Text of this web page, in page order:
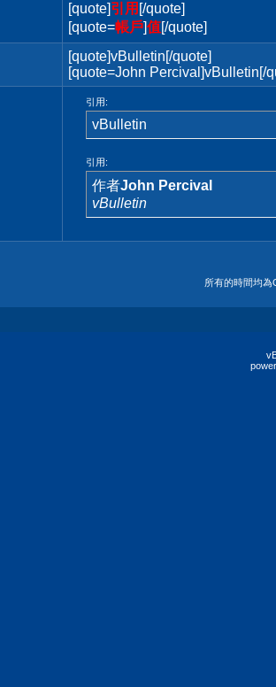
[quote]引用 [/quote]
[quote=帳戶]值[/quote]
[quote]vBulletin[/quote]
[quote=John Percival]vBulletin[/
引用:
vBulletin
引用:
作者John Percival
vBulletin
所有的時間均為